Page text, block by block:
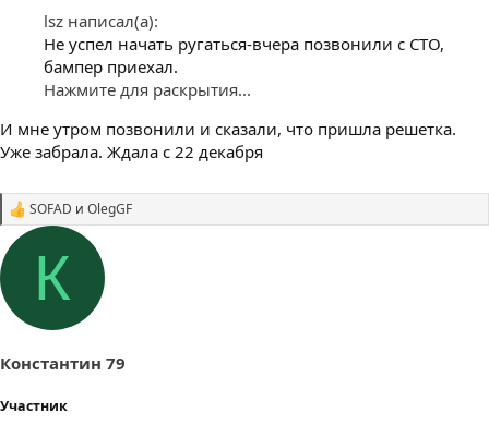
lsz написал(а):
Не успел начать ругаться-вчера позвонили с СТО,
бампер приехал.
Нажмите для раскрытия...
И мне утром позвонили и сказали, что пришла решетка.
Уже забрала. Ждала с 22 декабря
С
м
т
и
:
SOFAD и OlegGF
К
Константин 79
Участник